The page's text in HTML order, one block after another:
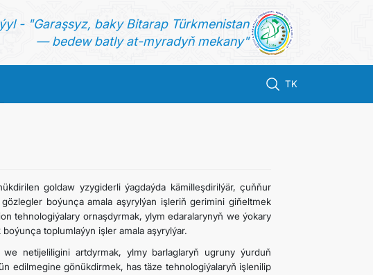
- "Garaşsyz, baky Bitarap Türkmenistan
— bedew batly at-myradyň mekany"
TK
goldaw yzygiderli ýagdaýda kämilleşdirilýär, çuňňur
boýunça amala aşyrylýan işleriň gerimini giňeltmek
tehnologiýalary ornaşdyrmak, ylym edaralarynyň we ýokary
toplumlaýyn işler amala aşyrylýar.
netijeliligini artdyrmak, ylmy barlaglaryň ugruny ýurduň
edilmegine gönükdirmek, has täze tehnologiýalaryň işlenilip